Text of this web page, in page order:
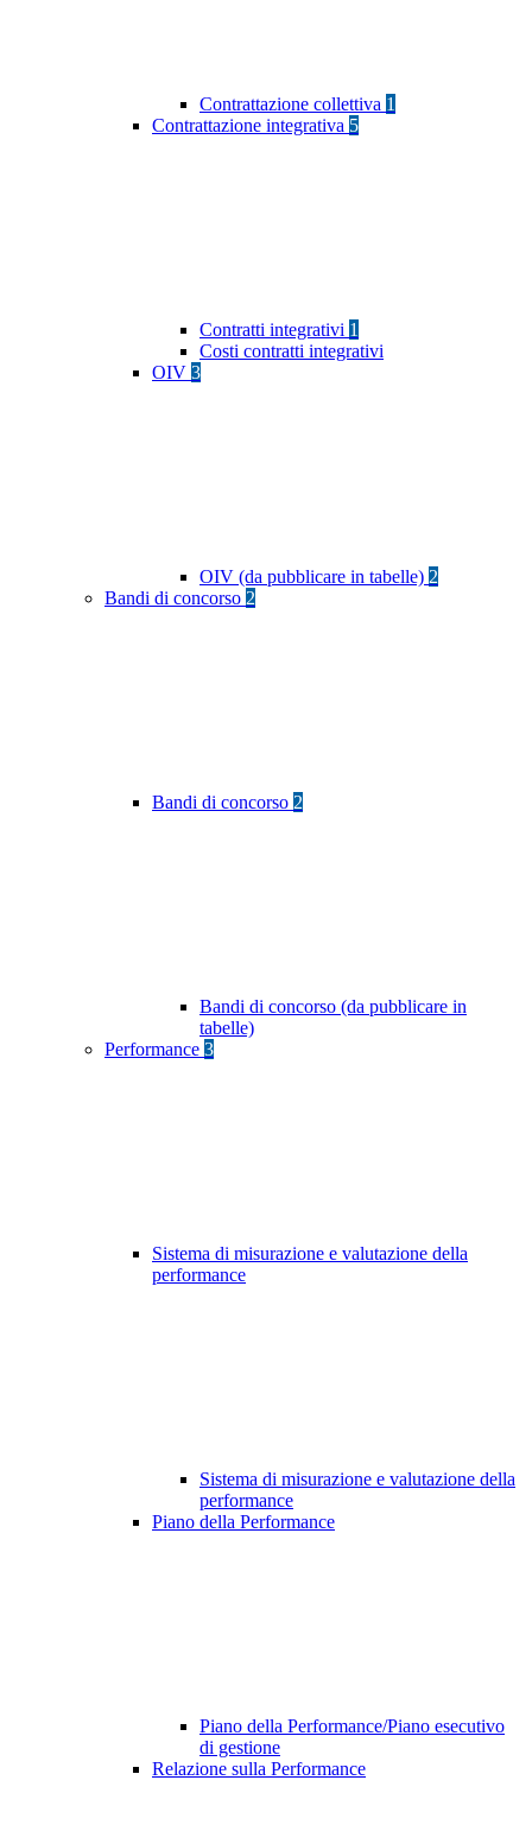
Contrattazione collettiva 1
Contrattazione integrativa 5
Contratti integrativi 1
Costi contratti integrativi
OIV 3
OIV (da pubblicare in tabelle) 2
Bandi di concorso 2
Bandi di concorso 2
Bandi di concorso (da pubblicare in
tabelle)
Performance 3
Sistema di misurazione e valutazione della
performance
Sistema di misurazione e valutazione della
performance
Piano della Performance
Piano della Performance/Piano esecutivo
di gestione
Relazione sulla Performance